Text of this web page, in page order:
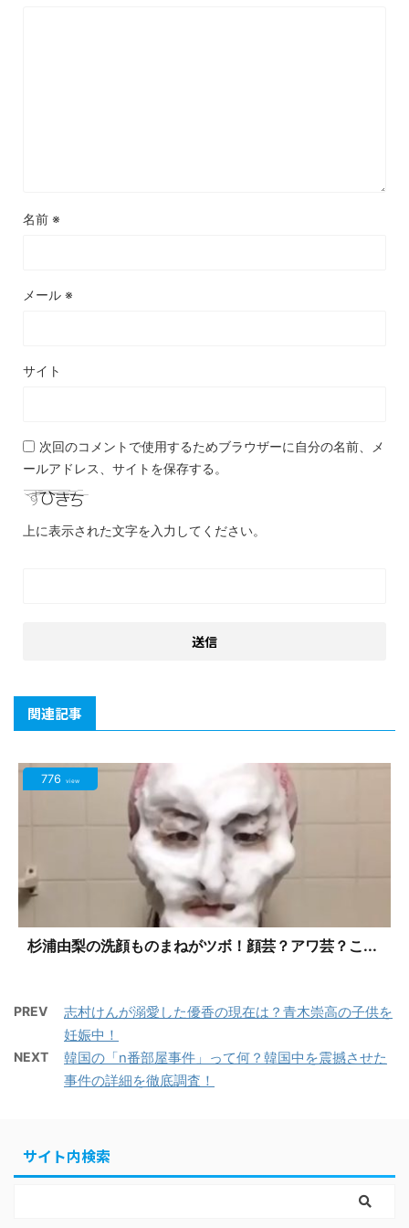
名前 ※
メール ※
サイト
次回のコメントで使用するためブラウザーに自分の名前、メ
ールアドレス、サイトを保存する。
上に表示された文字を入力してください。
関連記事
776 view
杉浦由梨の洗顔ものまねがツボ！顔芸？アワ芸？こ...
PREV
志村けんが溺愛した優香の現在は？青木崇高の子供を
妊娠中！
NEXT
韓国の「n番部屋事件」って何？韓国中を震撼させた
事件の詳細を徹底調査！
サイト内検索